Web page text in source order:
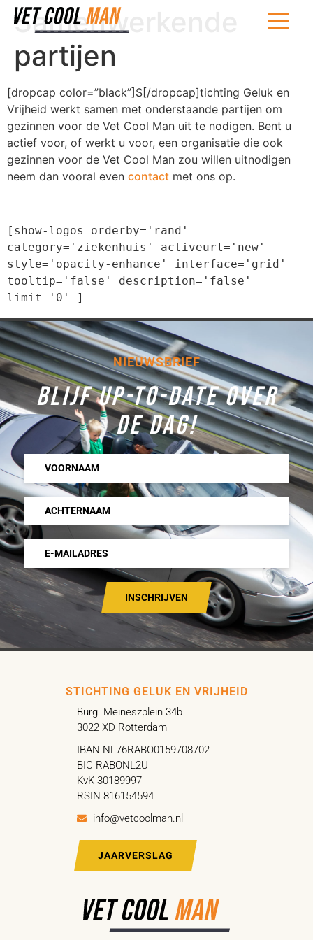
Samenwerkende
partijen
[dropcap color=”black”]S[/dropcap]tichting Geluk en
Vrijheid werkt samen met onderstaande partijen om
gezinnen voor de Vet Cool Man uit te nodigen. Bent u
actief voor, of werkt u voor, een organisatie die ook
gezinnen voor de Vet Cool Man zou willen uitnodigen
neem dan vooral even contact met ons op.
[show-logos orderby='rand'
category='ziekenhuis' activeurl='new'
style='opacity-enhance' interface='grid'
tooltip='false' description='false'
limit='0' ]
NIEUWSBRIEF
BLIJF UP-TO-DATE OVER
DE DAG!
STICHTING GELUK EN VRIJHEID
Burg. Meineszplein 34b
3022 XD Rotterdam
IBAN NL76RABO0159708702
BIC RABONL2U
KvK 30189997
RSIN 816154594
info@vetcoolman.nl
JAARVERSLAG